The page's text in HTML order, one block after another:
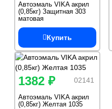
Автоэмаль VIKA акрил
(0,85кг) Защитная 303
матовая
(быстросохнующая)
Купить
02141
1382 ₽
Автоэмаль VIKA акрил
(0,85кг) Желтая 1035